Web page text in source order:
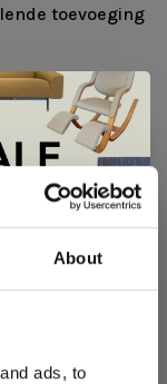
About
ads, to
toevoeging
op het gebied
in de winkel en
is
kortingen.